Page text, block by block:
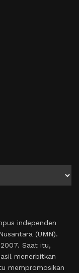
independen
(UMN).
Saat itu,
menerbitkan
mempromosikan